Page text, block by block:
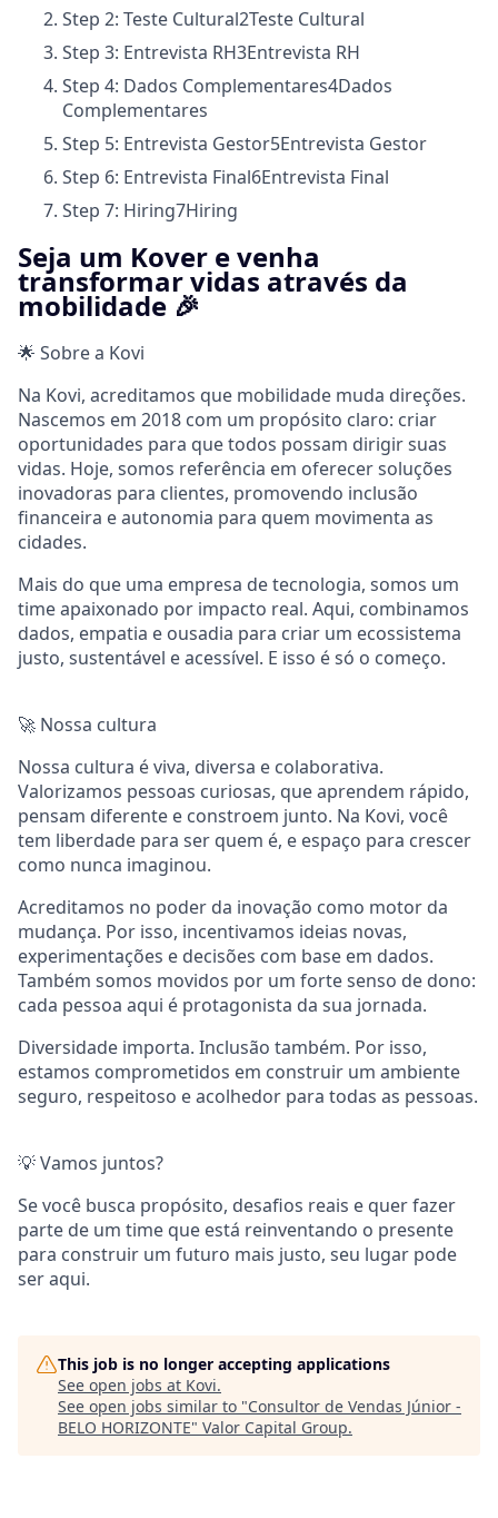
Step 2: Teste Cultural2Teste Cultural
Step 3: Entrevista RH3Entrevista RH
Step 4: Dados Complementares4Dados
Complementares
Step 5: Entrevista Gestor5Entrevista Gestor
Step 6: Entrevista Final6Entrevista Final
Step 7: Hiring7Hiring
Seja um Kover e venha
transformar vidas através da
mobilidade 🎉
🌟 Sobre a Kovi
Na Kovi, acreditamos que mobilidade muda direções.
Nascemos em 2018 com um propósito claro: criar
oportunidades para que todos possam dirigir suas
vidas. Hoje, somos referência em oferecer soluções
inovadoras para clientes, promovendo inclusão
financeira e autonomia para quem movimenta as
cidades.
Mais do que uma empresa de tecnologia, somos um
time apaixonado por impacto real. Aqui, combinamos
dados, empatia e ousadia para criar um ecossistema
justo, sustentável e acessível. E isso é só o começo.
🚀 Nossa cultura
Nossa cultura é viva, diversa e colaborativa.
Valorizamos pessoas curiosas, que aprendem rápido,
pensam diferente e constroem junto. Na Kovi, você
tem liberdade para ser quem é, e espaço para crescer
como nunca imaginou.
Acreditamos no poder da inovação como motor da
mudança. Por isso, incentivamos ideias novas,
experimentações e decisões com base em dados.
Também somos movidos por um forte senso de dono:
cada pessoa aqui é protagonista da sua jornada.
Diversidade importa. Inclusão também. Por isso,
estamos comprometidos em construir um ambiente
seguro, respeitoso e acolhedor para todas as pessoas.
💡 Vamos juntos?
Se você busca propósito, desafios reais e quer fazer
parte de um time que está reinventando o presente
para construir um futuro mais justo, seu lugar pode
ser aqui.
This job is no longer accepting applications
See open jobs at Kovi.
See open jobs similar to "Consultor de Vendas Júnior -
BELO HORIZONTE" Valor Capital Group.